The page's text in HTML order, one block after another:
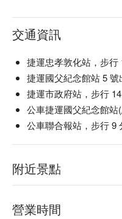
交通資訊
捷運忠孝敦化站，步行
捷運國父紀念館站 5
捷運市政府站，步行
公車捷運國父紀念館
公車聯合報站，步行 9
附近景點
營業時間